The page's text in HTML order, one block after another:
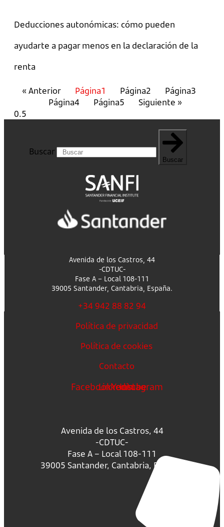
Deducciones autonómicas: cómo pueden
ayudarte a pagar menos en la declaración de la
renta
« Anterior Página1 Página2 Página3
Página4 Página5 Siguiente »
Buscar
Buscar
Avenida de los Castros, 44
-CDTUC-
Fase A – Local 108-111
39005 Santander, Cantabria, España.
+34 942 88 82 94
Política de privacidad
Política de cookies
Contacto
FacebookLinkedin
Youtube
Instagram
Avenida de los Castros, 44
-CDTUC-
Fase A – Local 108-111
39005 Santander, Cantabria, España.